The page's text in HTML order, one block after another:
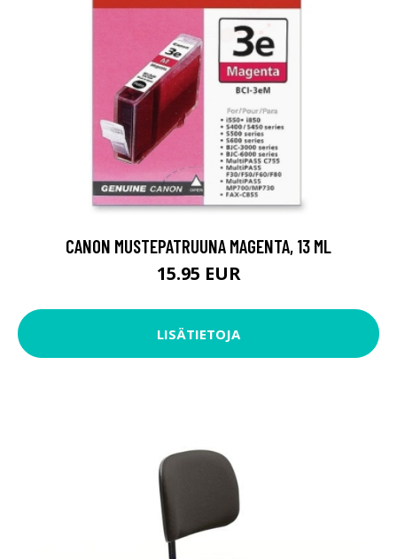
CANON MUSTEPATRUUNA MAGENTA, 13 ML
15.95 EUR
LISÄTIETOJA